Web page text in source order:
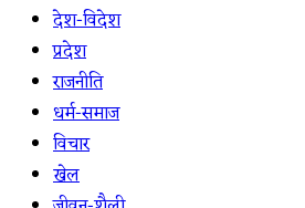
देश-विदेश
प्रदेश
राजनीति
धर्म-समाज
विचार
खेल